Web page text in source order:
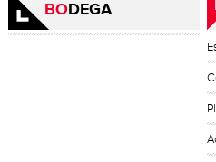
BODEGA